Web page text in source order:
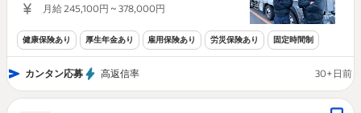
月給 245,100円 ~ 378,000円
健康保険あり 厚生年金あり 雇用保険あり 労災保険あり 固定時間制
カンタン応募 高返信率 30+日前